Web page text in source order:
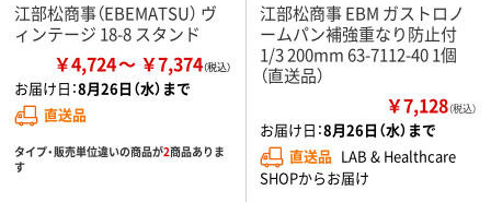
江部松商事（EBEMATSU） ヴ
ィンテージ 18-8 スタンド
￥4,724 ￥7,374
お届け日：8月26日（水）まで
直送品
タイプ・販売単位違いの商品が2商品ありま
す
江部松商事 EBM ガストロノ
ームパン補強重なり防止付
1/3 200mm 63-7112-40 1個
（直送品）
￥7,128（税込）
お届け日：8月26日（水）まで
直送品 LAB & Healthcare
SHOPからお届け